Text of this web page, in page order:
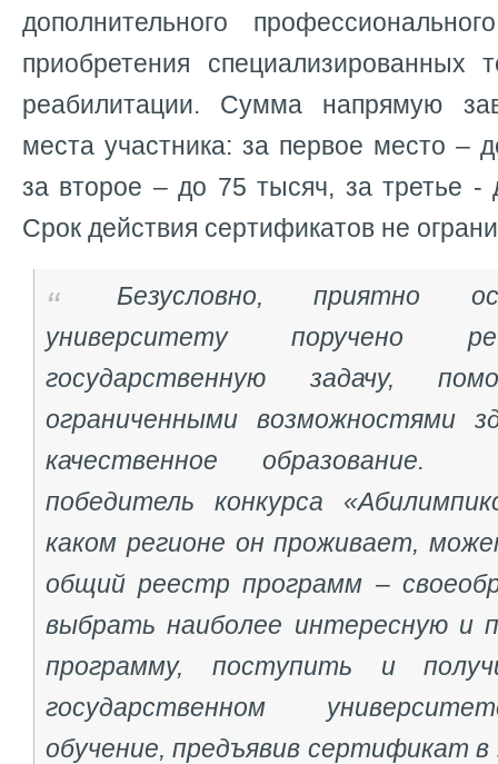
дополнительного
приобретения специализированных
реабилитации. Сумма напрямую
места участника: за первое место –
за второе – до 75 тысяч, за третье -
Срок действия сертификатов не
Безусловно, приятно
университету поручено
государственную задачу,
ограниченными возможностями
качественное
победитель конкурса
каком регионе он проживает,
общий реестр программ –
выбрать наиболее интересную и
программу, поступить и
государственном
обучение, предъявив сертификат